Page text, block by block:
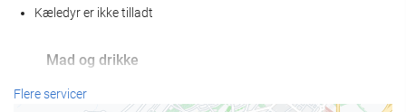
Kæledyr er ikke tilladt
Mad og drikke
À la carte-restaurant
Flere servicer